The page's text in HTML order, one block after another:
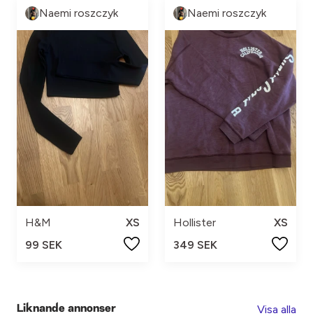
Naemi roszczyk
H&M
XS
99 SEK
Naemi roszczyk
Hollister
XS
349 SEK
Liknande annonser Visa alla